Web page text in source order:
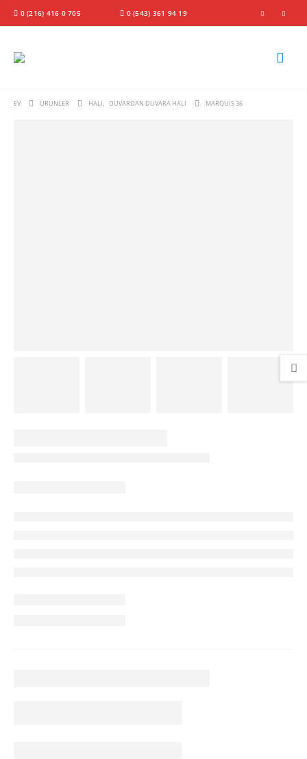
0 (216) 416 0 705 0 (543) 361 94 19
EV ÜRÜNLER HALI, DUVARDAN DUVARA HALI MARQUIS 36